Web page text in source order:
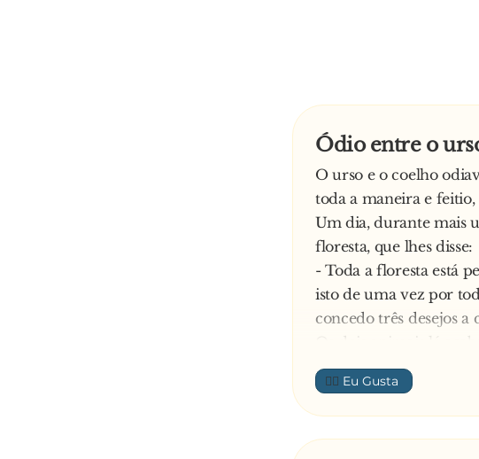
Ódio entre o
O urso e o coelho
toda a maneira e
Um dia, durante mais
floresta, que lhes disse:
- Toda a floresta está
isto de uma vez por
concedo três desejos a
Os dois animais lá
novamente à porrada,
Acabou por ganhar o
- Quero que todos os
Já o coelho realizou
👍🏼